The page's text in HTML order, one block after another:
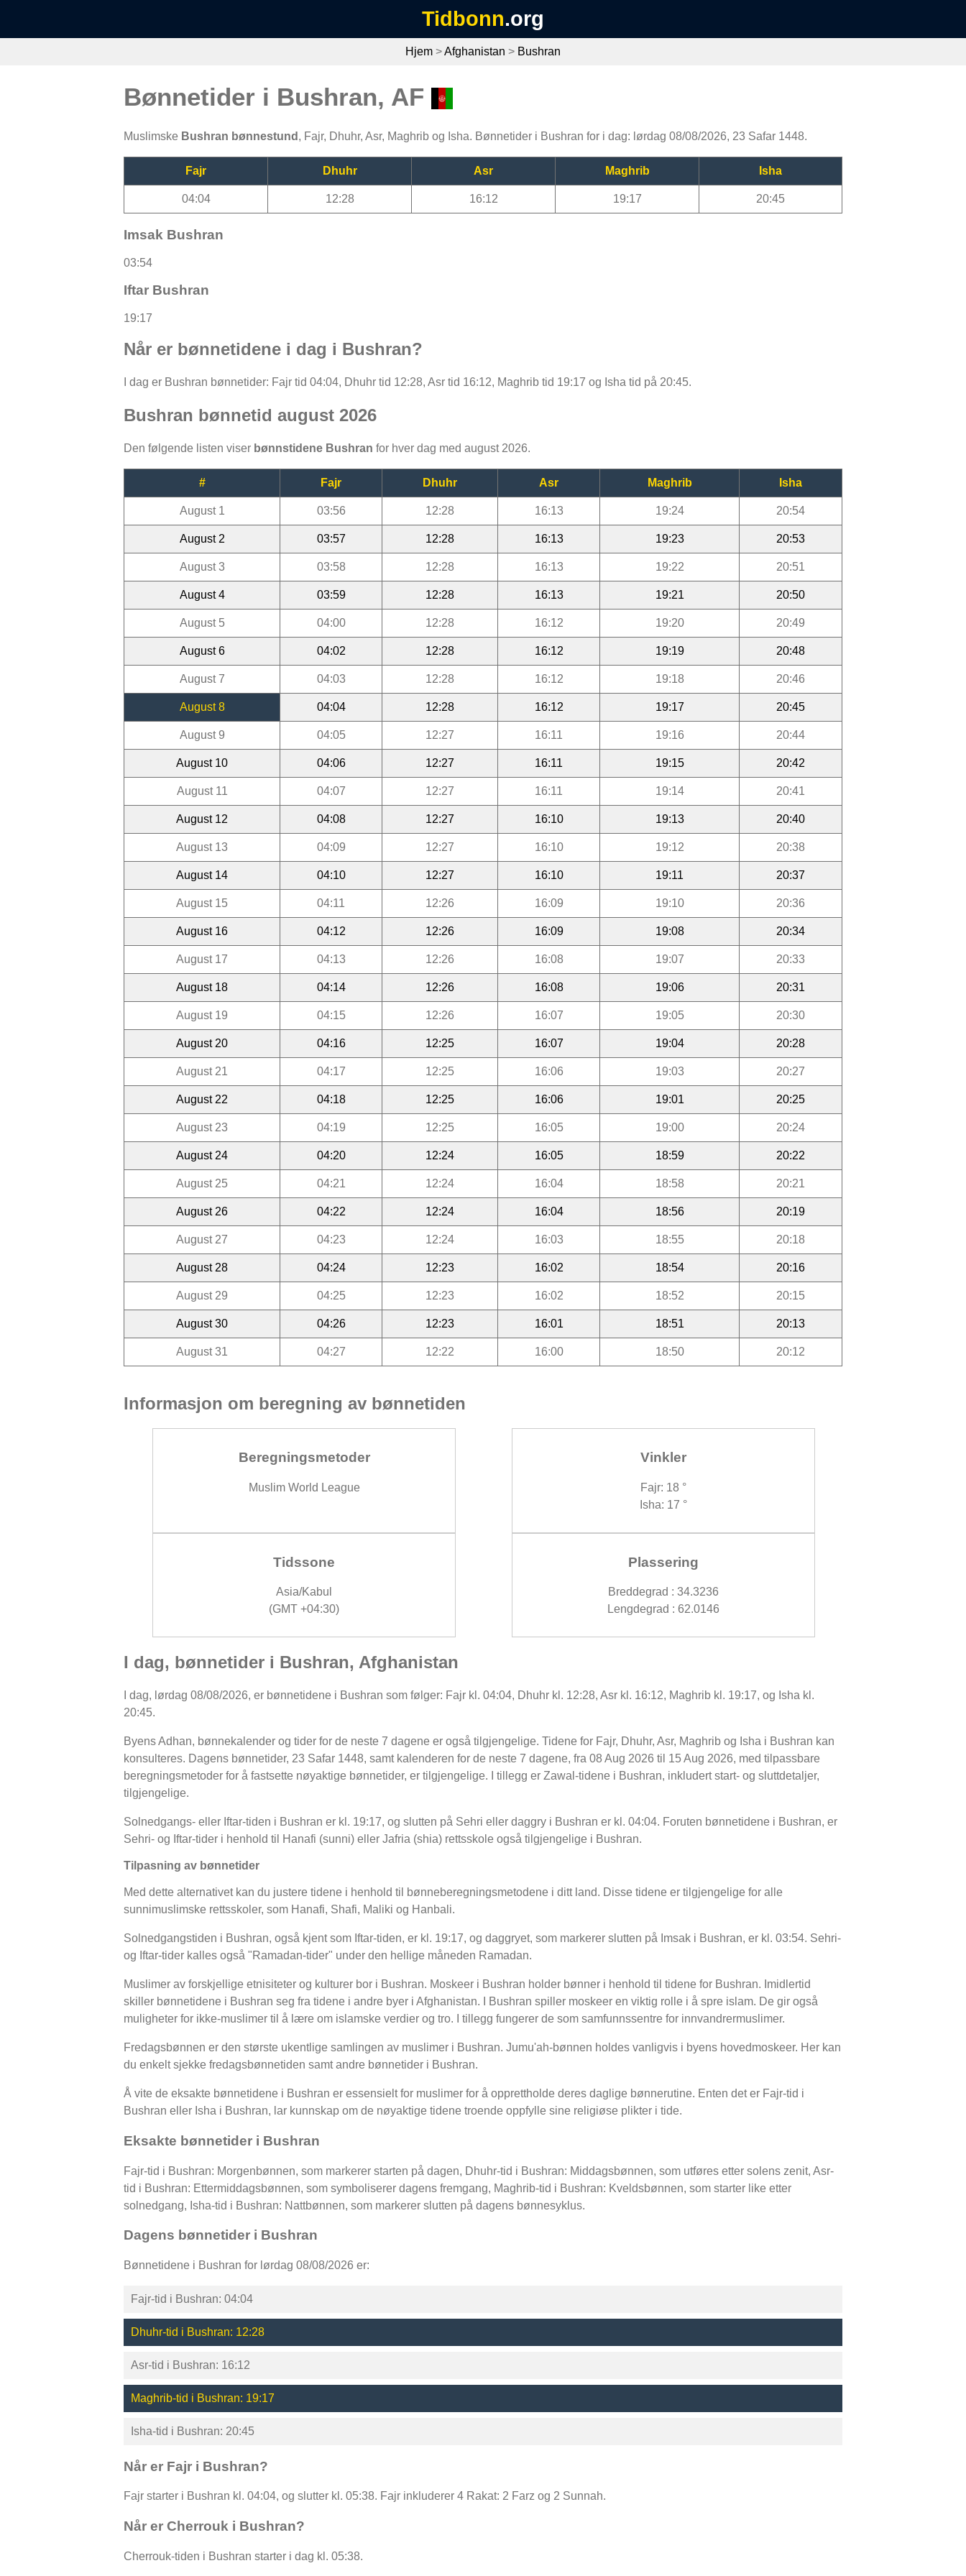
Tidbonn.org
Hjem >Afghanistan > Bushran
Bønnetider i Bushran, AF
Muslimske Bushran bønnestund , Fajr, Dhuhr, Asr, Maghrib og Isha. Bønnetider i Bushran for i dag: lørdag 08/08/2026, 23 Safar 1448.
Fajr Dhuhr Asr Maghrib Isha
04:04 12:28 16:12 19:17 20:45
Imsak Bushran
03:54
Iftar Bushran
19:17
Når er bønnetidene i dag i Bushran?
I dag er Bushran bønnetider: Fajr tid 04:04, Dhuhr tid 12:28, Asr tid 16:12, Maghrib tid 19:17 og Isha tid på 20:45.
Bushran bønnetid august 2026
Den følgende listen viser bønnstidene Bushran for hver dag med august 2026.
# Fajr Dhuhr Asr Maghrib Isha
August 1 03:56 12:28 16:13 19:24 20:54
August 2 03:57 12:28 16:13 19:23 20:53
August 3 03:58 12:28 16:13 19:22 20:51
August 4 03:59 12:28 16:13 19:21 20:50
August 5 04:00 12:28 16:12 19:20 20:49
August 6 04:02 12:28 16:12 19:19 20:48
August 7 04:03 12:28 16:12 19:18 20:46
August 8 04:04 12:28 16:12 19:17 20:45
August 9 04:05 12:27 16:11 19:16 20:44
August 10 04:06 12:27 16:11 19:15 20:42
August 11 04:07 12:27 16:11 19:14 20:41
August 12 04:08 12:27 16:10 19:13 20:40
August 13 04:09 12:27 16:10 19:12 20:38
August 14 04:10 12:27 16:10 19:11 20:37
August 15 04:11 12:26 16:09 19:10 20:36
August 16 04:12 12:26 16:09 19:08 20:34
August 17 04:13 12:26 16:08 19:07 20:33
August 18 04:14 12:26 16:08 19:06 20:31
August 19 04:15 12:26 16:07 19:05 20:30
August 20 04:16 12:25 16:07 19:04 20:28
August 21 04:17 12:25 16:06 19:03 20:27
August 22 04:18 12:25 16:06 19:01 20:25
August 23 04:19 12:25 16:05 19:00 20:24
August 24 04:20 12:24 16:05 18:59 20:22
August 25 04:21 12:24 16:04 18:58 20:21
August 26 04:22 12:24 16:04 18:56 20:19
August 27 04:23 12:24 16:03 18:55 20:18
August 28 04:24 12:23 16:02 18:54 20:16
August 29 04:25 12:23 16:02 18:52 20:15
August 30 04:26 12:23 16:01 18:51 20:13
August 31 04:27 12:22 16:00 18:50 20:12
Informasjon om beregning av bønnetiden
Beregningsmetoder
Muslim World League
Vinkler
Fajr: 18 °
Isha: 17 °
Tidssone
Asia/Kabul
(GMT +04:30)
Plassering
Breddegrad : 34.3236
Lengdegrad : 62.0146
I dag, bønnetider i Bushran, Afghanistan
I dag, lørdag 08/08/2026, er bønnetidene i Bushran som følger: Fajr kl. 04:04, Dhuhr kl. 12:28, Asr kl. 16:12, Maghrib kl. 19:17, og Isha kl.
20:45.
Byens Adhan, bønnekalender og tider for de neste 7 dagene er også tilgjengelige. Tidene for Fajr, Dhuhr, Asr, Maghrib og Isha i Bushran kan
konsulteres. Dagens bønnetider, 23 Safar 1448, samt kalenderen for de neste 7 dagene, fra 08 Aug 2026 til 15 Aug 2026, med tilpassbare
beregningsmetoder for å fastsette nøyaktige bønnetider, er tilgjengelige. I tillegg er Zawal-tidene i Bushran, inkludert start- og sluttdetaljer,
tilgjengelige.
Solnedgangs- eller Iftar-tiden i Bushran er kl. 19:17, og slutten på Sehri eller daggry i Bushran er kl. 04:04. Foruten bønnetidene i Bushran, er
Sehri- og Iftar-tider i henhold til Hanafi (sunni) eller Jafria (shia) rettsskole også tilgjengelige i Bushran.
Tilpasning av bønnetider
Med dette alternativet kan du justere tidene i henhold til bønneberegningsmetodene i ditt land. Disse tidene er tilgjengelige for alle
sunnimuslimske rettsskoler, som Hanafi, Shafi, Maliki og Hanbali.
Solnedgangstiden i Bushran, også kjent som Iftar-tiden, er kl. 19:17, og daggryet, som markerer slutten på Imsak i Bushran, er kl. 03:54. Sehri-
og Iftar-tider kalles også "Ramadan-tider" under den hellige måneden Ramadan.
Muslimer av forskjellige etnisiteter og kulturer bor i Bushran. Moskeer i Bushran holder bønner i henhold til tidene for Bushran. Imidlertid
skiller bønnetidene i Bushran seg fra tidene i andre byer i Afghanistan. I Bushran spiller moskeer en viktig rolle i å spre islam. De gir også
muligheter for ikke-muslimer til å lære om islamske verdier og tro. I tillegg fungerer de som samfunnssentre for innvandrermuslimer.
Fredagsbønnen er den største ukentlige samlingen av muslimer i Bushran. Jumu'ah-bønnen holdes vanligvis i byens hovedmoskeer. Her kan
du enkelt sjekke fredagsbønnetiden samt andre bønnetider i Bushran.
Å vite de eksakte bønnetidene i Bushran er essensielt for muslimer for å opprettholde deres daglige bønnerutine. Enten det er Fajr-tid i
Bushran eller Isha i Bushran, lar kunnskap om de nøyaktige tidene troende oppfylle sine religiøse plikter i tide.
Eksakte bønnetider i Bushran
Fajr-tid i Bushran: Morgenbønnen, som markerer starten på dagen, Dhuhr-tid i Bushran: Middagsbønnen, som utføres etter solens zenit, Asr-
tid i Bushran: Ettermiddagsbønnen, som symboliserer dagens fremgang, Maghrib-tid i Bushran: Kveldsbønnen, som starter like etter
solnedgang, Isha-tid i Bushran: Nattbønnen, som markerer slutten på dagens bønnesyklus.
Dagens bønnetider i Bushran
Bønnetidene i Bushran for lørdag 08/08/2026 er:
Fajr-tid i Bushran: 04:04
Dhuhr-tid i Bushran: 12:28
Asr-tid i Bushran: 16:12
Maghrib-tid i Bushran: 19:17
Isha-tid i Bushran: 20:45
Når er Fajr i Bushran?
Fajr starter i Bushran kl. 04:04, og slutter kl. 05:38. Fajr inkluderer 4 Rakat: 2 Farz og 2 Sunnah.
Når er Cherrouk i Bushran?
Cherrouk-tiden i Bushran starter i dag kl. 05:38.